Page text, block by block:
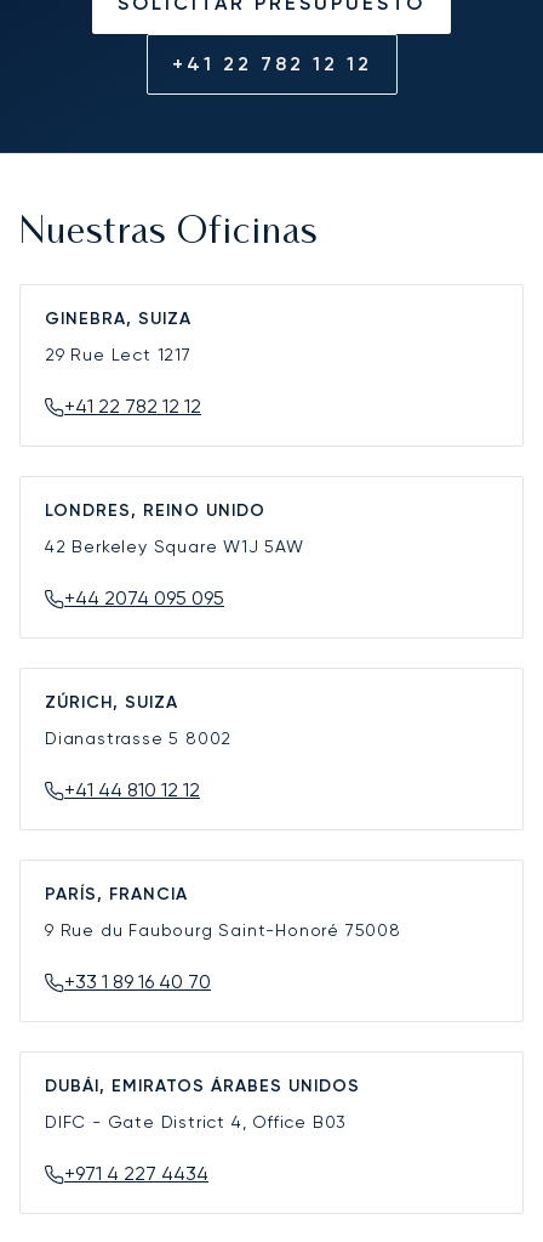
+41 22 782 12 12
Nuestras Oficinas
GINEBRA, SUIZA
29 Rue Lect 1217
+41 22 782 12 12
LONDRES, REINO UNIDO
42 Berkeley SquareW1J 5AW
+44 2074 095 095
ZÚRICH, SUIZA
Dianastrasse 5 8002
+41 44 810 12 12
PARÍS, FRANCIA
9 Rue du Faubourg Saint-Honoré 75008
+33 1 89 16 40 70
DUBÁI, EMIRATOS ÁRABES UNIDOS
DIFC - Gate District 4, Office B03
+971 4 227 4434